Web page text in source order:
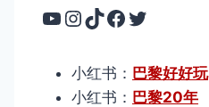
YouTube
Instagram
TikTok
Facebook
Twitter
小红书： 巴黎好好玩
小红书： 巴黎20年